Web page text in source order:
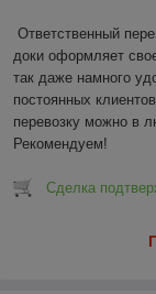
Ответственный
доки оформляет
так даже намного
постоянных
перевозку можно в
Рекомендуем!
Сделка